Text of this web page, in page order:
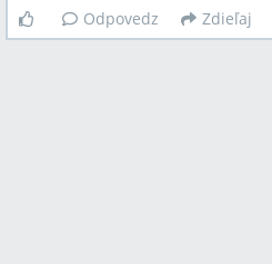
Odpovedz Zdieľaj